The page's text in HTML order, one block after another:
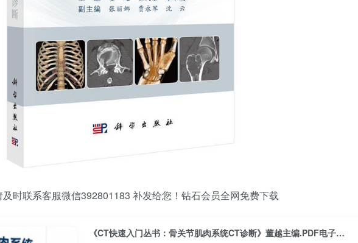
时联系客服微信392801183 补发给您！钻石会员全网免费下载
《CT快速入门丛书：骨关节肌肉系统CT诊断》董越主编.PDF电子书下载